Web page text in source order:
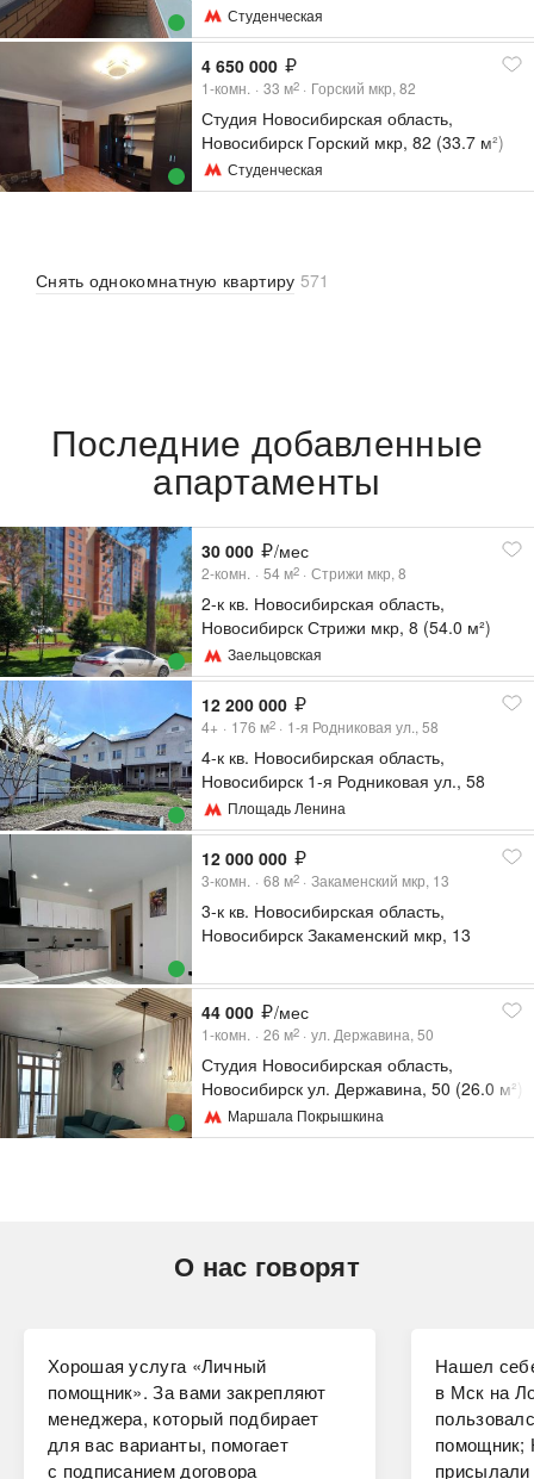
Студенческая
4 650 000
1-комн. 33 м2 Горский мкр, 82
Студия Новосибирская область,
Новосибирск Горский мкр, 82 (33.7 м²)
Студенческая
Снять однокомнатную квартиру 571
Последние добавленные
апартаменты
30 000 /мес
2-комн. 54 м2 Стрижи мкр, 8
2-к кв. Новосибирская область,
Новосибирск Стрижи мкр, 8 (54.0 м²)
Заельцовская
12 200 000
4+ 176 м2 1-я Родниковая ул., 58
4-к кв. Новосибирская область,
Новосибирск 1-я Родниковая ул., 58
(176.5 м²)
Площадь Ленина
12 000 000
3-комн. 68 м2 Закаменский мкр, 13
3-к кв. Новосибирская область,
Новосибирск Закаменский мкр, 13
44 000 /мес
1-комн. 26 м2 ул. Державина, 50
Студия Новосибирская область,
Новосибирск ул. Державина, 50 (26.0 м²)
Маршала Покрышкина
О нас говорят
Хорошая услуга «Личный
помощник». За вами закрепляют
менеджера, который подбирает
для вас варианты, помогает
с подписанием договора
Нашел
в Мск на
помощник;